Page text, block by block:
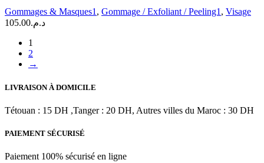
Visage
Doux
70
ML
Gommages & Masques1, Gommage / Exfoliant / Peeling1, Visage
د.م.105.00
1
2
→
LIVRAISON À DOMICILE
Tétouan : 15 DH ,Tanger : 20 DH, Autres villes du Maroc : 30 DH
PAIEMENT SÉCURISÉ
Paiement 100% sécurisé en ligne